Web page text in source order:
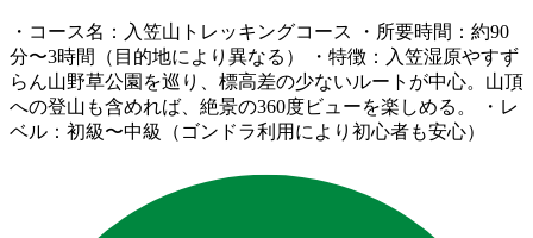
・コース名：入笠山トレッキングコース ・所要時間：約90
分〜3時間（目的地により異なる） ・特徴：入笠湿原やすず
らん山野草公園を巡り、標高差の少ないルートが中心。山頂
への登山も含めれば、絶景の360度ビューを楽しめる。 ・レ
ベル：初級〜中級（ゴンドラ利用により初心者も安心）